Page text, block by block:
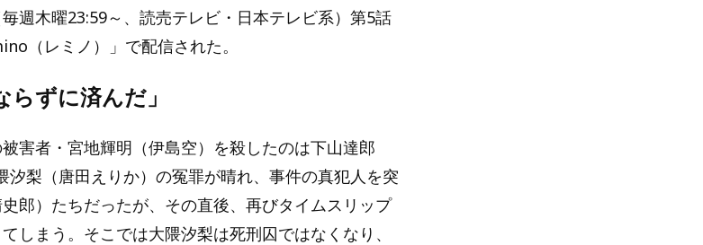
週木曜23:59～、読売テレビ・日本テレビ系）第5話
（レミノ）」で配信された。
らずに済んだ」
害者・宮地輝明（伊島空）を殺したのは下山達郎
汐梨（唐田えりか）の冤罪が晴れ、事件の真犯人を突
郎）たちだったが、その直後、再びタイムスリップ
しまう。そこでは大隈汐梨は死刑囚ではなくなり、